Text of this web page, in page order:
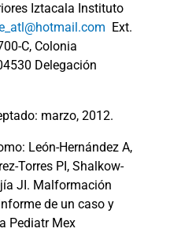
Iztacala Instituto
Ext.
C, Colonia
Delegación
marzo, 2012.
León-Hernández A,
Torres PI, Shalkow-
JI. Malformación
de un caso y
Pediatr Mex